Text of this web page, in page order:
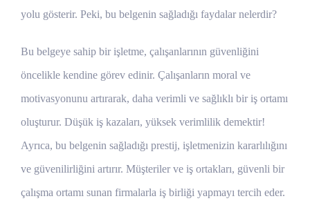
yolu gösterir. Peki, bu belgenin sağladığı faydalar nelerdir?
Bu belgeye sahip bir işletme, çalışanlarının güvenliğini
öncelikle kendine görev edinir. Çalışanların moral ve
motivasyonunu artırarak, daha verimli ve sağlıklı bir iş ortamı
oluşturur. Düşük iş kazaları, yüksek verimlilik demektir!
Ayrıca, bu belgenin sağladığı prestij, işletmenizin kararlılığını
ve güvenilirliğini artırır. Müşteriler ve iş ortakları, güvenli bir
çalışma ortamı sunan firmalarla iş birliği yapmayı tercih eder.